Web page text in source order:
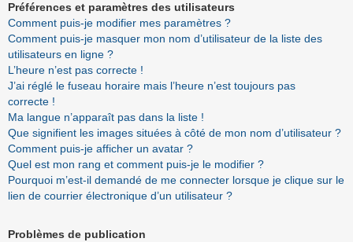
Préférences et paramètres des utilisateurs
Comment puis-je modifier mes paramètres ?
Comment puis-je masquer mon nom d’utilisateur de la liste des
utilisateurs en ligne ?
L’heure n’est pas correcte !
J’ai réglé le fuseau horaire mais l’heure n’est toujours pas
correcte !
Ma langue n’apparaît pas dans la liste !
Que signifient les images situées à côté de mon nom d’utilisateur ?
Comment puis-je afficher un avatar ?
Quel est mon rang et comment puis-je le modifier ?
Pourquoi m’est-il demandé de me connecter lorsque je clique sur le
lien de courrier électronique d’un utilisateur ?
Problèmes de publication